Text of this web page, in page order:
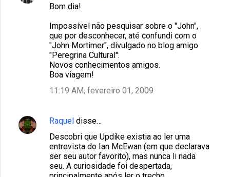
Bom dia!
Impossível não pesquisar sobre o "John",
que por desconhecer, até confundi com o
"John Mortimer", divulgado no blog amigo
"Peregrina Cultural".
Novos conhecimentos amigos.
Boa viagem!
11:19 AM, fevereiro 01, 2009
Raquel disse…
Descobri que Updike existia ao ler uma
entrevista do Ian McEwan (em que declarava
ser seu autor favorito), mas nunca li nada
seu. A curiosidade foi despertada,